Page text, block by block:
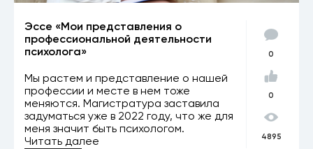
Эссе «Мои представления о
профессиональной деятельности
психолога»
Мы растем и представление о нашей
профессии и месте в нем тоже
меняются. Магистратура заставила
задуматься уже в 2022 году, что же для
меня значит быть психологом.
Читать далее
0
0
4895